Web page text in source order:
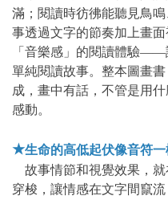
滿；閱讀時彷彿能聽見鳥
事透過文字的節奏加上畫
「音樂感」的閱讀體驗
單純閱讀故事。整本圖畫
成，畫中有話，不管是用
感動。
★生命的高低起伏像音符
故事情節和視覺效果，就
穿梭，讓情感在文字間竄